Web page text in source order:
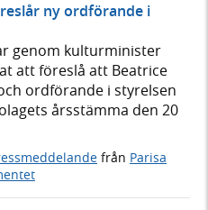
ny ordförande i
genom kulturminister
att föreslå att Beatrice
ordförande i styrelsen
årsstämma den 20
från Parisa